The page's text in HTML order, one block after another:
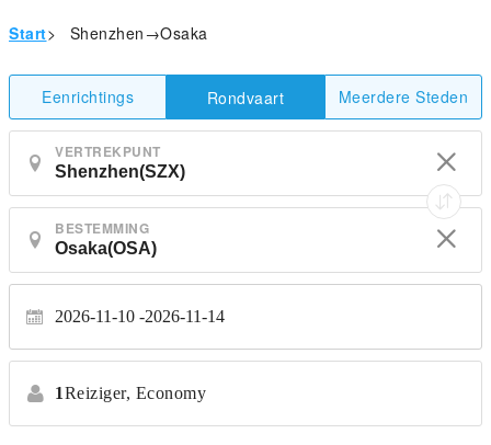
Start> Shenzhen→Osaka
Eenrichtings Rondvaart Meerdere Steden
VERTREKPUNT
BESTEMMING
2026-11-10 2026-11-14
1Reiziger, Economy